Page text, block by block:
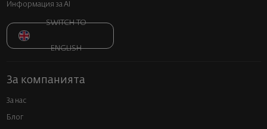
Информация за AI
SWITCH TO
ENGLISH
За компанията
За нас
Блог